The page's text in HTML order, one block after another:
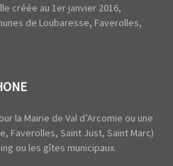
créée au 1er janvier 2016,
de Loubaresse, Faverolles,
la Mairie de Val d’Arcomie ou une
Faverolles, Saint Just, Saint Marc)
ou les gîtes municipaux.